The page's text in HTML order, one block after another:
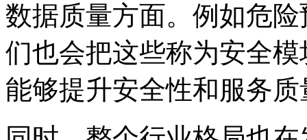
数据质量方面。例如危
们也会把这些称为安全
能够提升安全性和服务质